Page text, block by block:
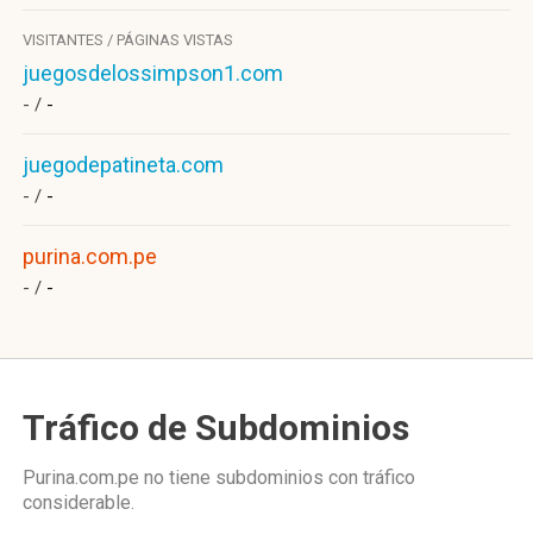
VISITANTES / PÁGINAS VISTAS
juegosdelossimpson1.com
- / -
juegodepatineta.com
- / -
purina.com.pe
- / -
Tráfico de Subdominios
Purina.com.pe no tiene subdominios con tráfico
considerable.